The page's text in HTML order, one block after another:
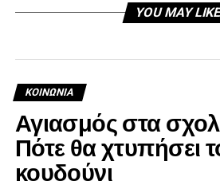
YOU MAY
ΚΟΙΝΩΝΊΑ
Αγιασμός στα
Πότε θα χτυπήσει
κουδούνι